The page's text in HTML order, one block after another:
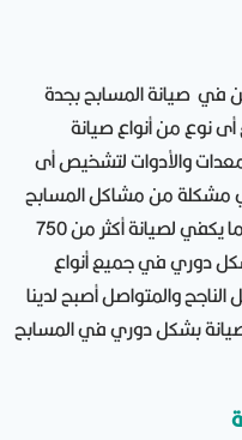
في صيانة المسابح بجدة
نوع من أنواع صيانة
والأدوات لتشخيص أى
مشكلة من مشاكل المسابح
أيضا لديه من قطع الغيار داخل السيارة ما يكفي لصيانة أكثر من 750
دوري في جميع أنواع
والمتواصل أصبح لدينا
صيانة بشكل دوري في المسابح